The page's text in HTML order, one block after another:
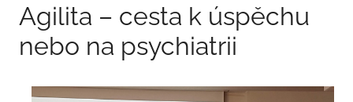
Agilita – cesta k úspěchu
nebo na psychiatrii